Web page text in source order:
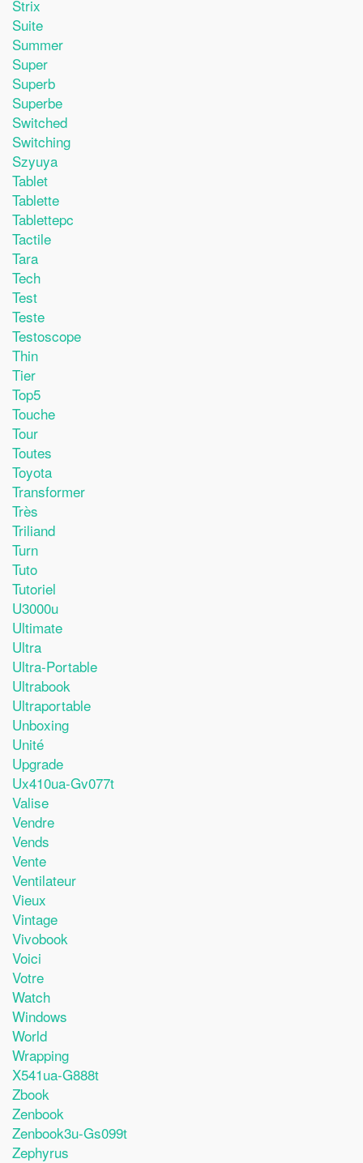
Strix
Suite
Summer
Super
Superb
Superbe
Switched
Switching
Szyuya
Tablet
Tablette
Tablettepc
Tactile
Tara
Tech
Test
Teste
Testoscope
Thin
Tier
Top5
Touche
Tour
Toutes
Toyota
Transformer
Très
Triliand
Turn
Tuto
Tutoriel
U3000u
Ultimate
Ultra
Ultra-Portable
Ultrabook
Ultraportable
Unboxing
Unité
Upgrade
Ux410ua-Gv077t
Valise
Vendre
Vends
Vente
Ventilateur
Vieux
Vintage
Vivobook
Voici
Votre
Watch
Windows
World
Wrapping
X541ua-G888t
Zbook
Zenbook
Zenbook3u-Gs099t
Zephyrus